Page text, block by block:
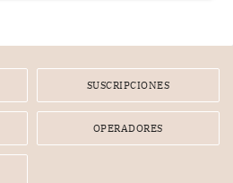
SUSCRIPCIONES
OPERADORES